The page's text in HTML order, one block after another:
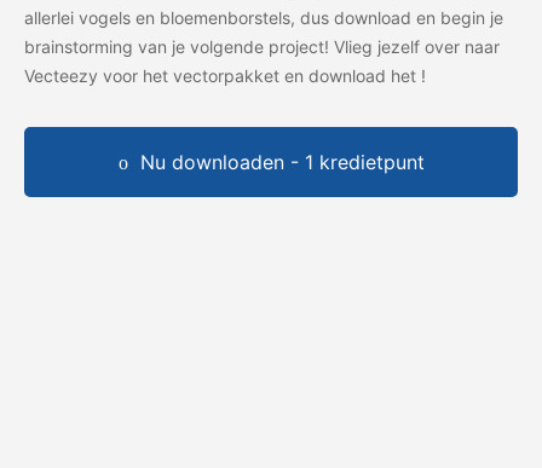
allerlei vogels en bloemenborstels, dus download en begin je
brainstorming van je volgende project! Vlieg jezelf over naar
Vecteezy voor het vectorpakket en download het !
Nu downloaden - 1 kredietpunt